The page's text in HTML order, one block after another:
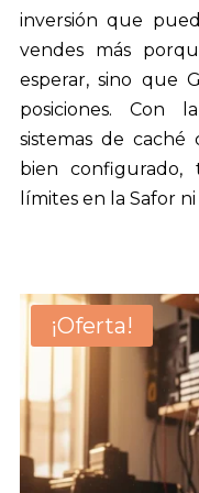
inversión que
vendes más
esperar, sino que
posiciones. Con
sistemas de
bien
límites en la Safor
¡Oferta!